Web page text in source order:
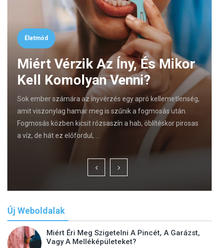
Életmód
Miért Vérzik Az Íny, És Mikor
Kell Komolyan Venni?
Sok ember számára az ínyvérzés egy apró kellemetlenség,
amit viszonylag hamar meg is szűnik a fogmosás után.
Fogmosás közben kicsit rózsaszín a hab, öblítéskor pirosas
a víz, de hát ez előfordul, …
Új Weboldalak
Miért Éri Meg Szigetelni A Pincét, A Garázst,
Vagy A Melléképületeket?